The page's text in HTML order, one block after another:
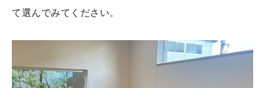
て選んでみてください。